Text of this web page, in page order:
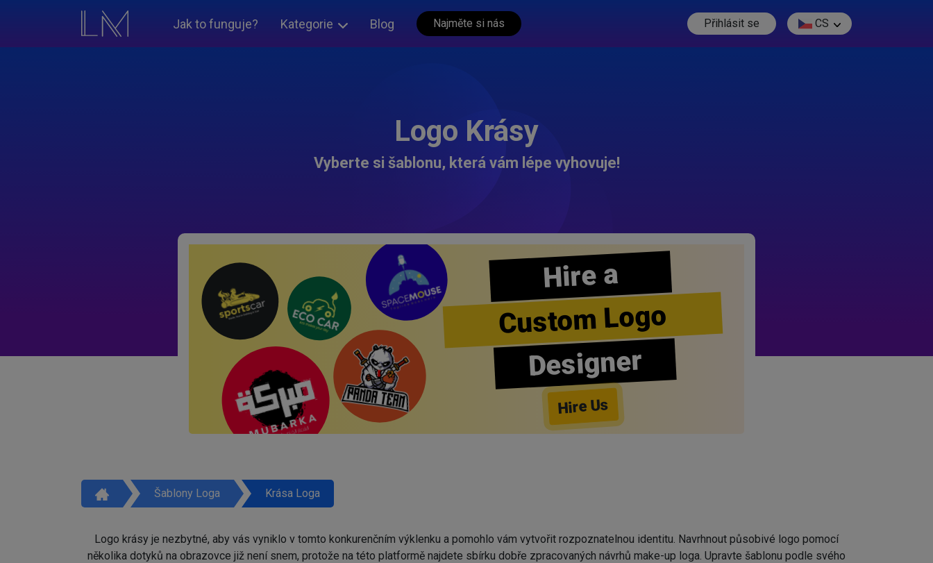
Jak to funguje? Kategorie Blog Najměte si nás Přihlásit se CS
Logo Krásy
Vyberte si šablonu, která vám lépe vyhovuje!
Hire a
Custom Logo
Designer
Hire Us
Šablony Loga Krása Loga
Logo krásy je nezbytné, aby vás vyniklo v tomto konkurenčním výklenku a pomohlo vám vytvořit rozpoznatelnou identitu. Navrhnout působivé logo pomocí
několika dotyků na obrazovce již není snem, protože na této platformě najdete sbírku dobře zpracovaných návrhů make-up loga. Upravte šablonu podle svého